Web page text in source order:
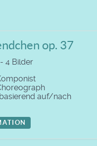
op. 37
4 Bilder
auf/nach